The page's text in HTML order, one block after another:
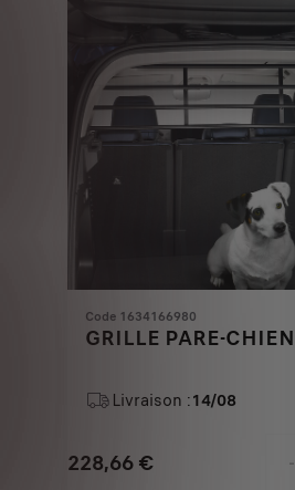
Code 1634166980
GRILLE PARE-CHIEN
Livraison :14/08
228,66 € -